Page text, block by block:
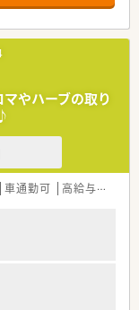
歩12分ほどの立地
り約70枚の処方箋
で、土曜は12時まで
複数店舗を展開す
代医療と代替医療を
、化粧品製造業資格
望し、ワークライフ
マやハーブの取り
車通勤可 高給与(600万円以上)